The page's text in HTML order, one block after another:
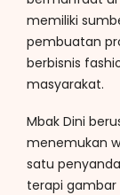
memiliki
pembuatan
berbisnis
masyarakat.
Mbak Dini
menemukan
satu
terapi